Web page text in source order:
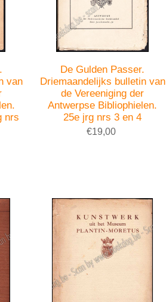
van
nrs
De Gulden Passer.
Driemaandelijks bulletin van
de Vereeniging der
Antwerpse Bibliophielen.
25e jrg nrs 3 en 4
€19,00